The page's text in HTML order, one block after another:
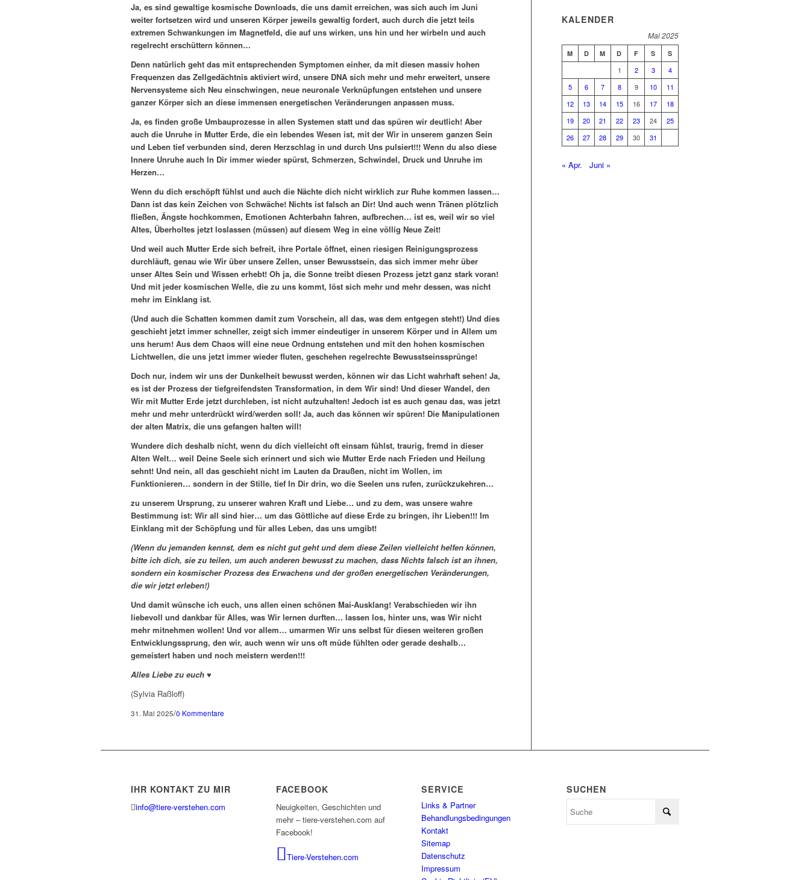
Ja, es sind gewaltige kosmische Downloads, die uns damit erreichen, was sich auch im Juni
weiter fortsetzen wird und unseren Körper jeweils gewaltig fordert, auch durch die jetzt teils
extremen Schwankungen im Magnetfeld, die auf uns wirken, uns hin und her wirbeln und auch
regelrecht erschüttern können…
Denn natürlich geht das mit entsprechenden Symptomen einher, da mit diesen massiv hohen
Frequenzen das Zellgedächtnis aktiviert wird, unsere DNA sich mehr und mehr erweitert, unsere
Nervensysteme sich Neu einschwingen, neue neuronale Verknüpfungen entstehen und unsere
ganzer Körper sich an diese immensen energetischen Veränderungen anpassen muss.
Ja, es finden große Umbauprozesse in allen Systemen statt und das spüren wir deutlich! Aber
auch die Unruhe in Mutter Erde, die ein lebendes Wesen ist, mit der Wir in unserem ganzen Sein
und Leben tief verbunden sind, deren Herzschlag in und durch Uns pulsiert!!! Wenn du also diese
Innere Unruhe auch In Dir immer wieder spürst, Schmerzen, Schwindel, Druck und Unruhe im
Herzen…
Wenn du dich erschöpft fühlst und auch die Nächte dich nicht wirklich zur Ruhe kommen lassen…
Dann ist das kein Zeichen von Schwäche! Nichts ist falsch an Dir! Und auch wenn Tränen plötzlich
fließen, Ängste hochkommen, Emotionen Achterbahn fahren, aufbrechen… ist es, weil wir so viel
Altes, Überholtes jetzt loslassen (müssen) auf diesem Weg in eine völlig Neue Zeit!
Und weil auch Mutter Erde sich befreit, ihre Portale öffnet, einen riesigen Reinigungsprozess
durchläuft, genau wie Wir über unsere Zellen, unser Bewusstsein, das sich immer mehr über
unser Altes Sein und Wissen erhebt! Oh ja, die Sonne treibt diesen Prozess jetzt ganz stark voran!
Und mit jeder kosmischen Welle, die zu uns kommt, löst sich mehr und mehr dessen, was nicht
mehr im Einklang ist.
(Und auch die Schatten kommen damit zum Vorschein, all das, was dem entgegen steht!) Und dies
geschieht jetzt immer schneller, zeigt sich immer eindeutiger in unserem Körper und in Allem um
uns herum! Aus dem Chaos will eine neue Ordnung entstehen und mit den hohen kosmischen
Lichtwellen, die uns jetzt immer wieder fluten, geschehen regelrechte Bewusstseinssprünge!
Doch nur, indem wir uns der Dunkelheit bewusst werden, können wir das Licht wahrhaft sehen! Ja,
es ist der Prozess der tiefgreifendsten Transformation, in dem Wir sind! Und dieser Wandel, den
Wir mit Mutter Erde jetzt durchleben, ist nicht aufzuhalten! Jedoch ist es auch genau das, was jetzt
mehr und mehr unterdrückt wird/werden soll! Ja, auch das können wir spüren! Die Manipulationen
der alten Matrix, die uns gefangen halten will!
Wundere dich deshalb nicht, wenn du dich vielleicht oft einsam fühlst, traurig, fremd in dieser
Alten Welt… weil Deine Seele sich erinnert und sich wie Mutter Erde nach Frieden und Heilung
sehnt! Und nein, all das geschieht nicht im Lauten da Draußen, nicht im Wollen, im
Funktionieren… sondern in der Stille, tief In Dir drin, wo die Seelen uns rufen, zurückzukehren…
zu unserem Ursprung, zu unserer wahren Kraft und Liebe… und zu dem, was unsere wahre
Bestimmung ist: Wir all sind hier… um das Göttliche auf diese Erde zu bringen, ihr Lieben!!! Im
Einklang mit der Schöpfung und für alles Leben, das uns umgibt!
(Wenn du jemanden kennst, dem es nicht gut geht und dem diese Zeilen vielleicht helfen können,
bitte ich dich, sie zu teilen, um auch anderen bewusst zu machen, dass Nichts falsch ist an ihnen,
sondern ein kosmischer Prozess des Erwachens und der großen energetischen Veränderungen,
die wir jetzt erleben!)
Und damit wünsche ich euch, uns allen einen schönen Mai-Ausklang! Verabschieden wir ihn
liebevoll und dankbar für Alles, was Wir lernen durften… lassen los, hinter uns, was Wir nicht
mehr mitnehmen wollen! Und vor allem… umarmen Wir uns selbst für diesen weiteren großen
Entwicklungssprung, den wir, auch wenn wir uns oft müde fühlten oder gerade deshalb…
gemeistert haben und noch meistern werden!!!
Alles Liebe zu euch ♥
(Sylvia Raßloff)
31. Mai 2025/0 Kommentare
KALENDER
Mai 2025
M D M D F S S
1 2 3
4
5
6 7 8 9 10
11
12
13 14 15 16 17
18
19
20 21 22 23 24
25
26
27 28 29 30 31
« Apr. Juni »
IHR KONTAKT ZU MIR
info@tiere-verstehen.com
FACEBOOK
Neuigkeiten, Geschichten und
mehr – tiere-verstehen.com auf
Facebook!
Tiere-Verstehen.com
SERVICE
Links & Partner
Behandlungsbedingungen
Kontakt
Sitemap
Datenschutz
Impressum
SUCHEN